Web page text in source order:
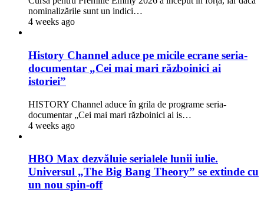
nominalizările sunt un indici…
4 weeks ago
History Channel aduce pe micile ecrane seria-
documentar „Cei mai mari războinici ai
istoriei”
HISTORY Channel aduce în grila de programe seria-
documentar „Cei mai mari războinici ai is…
4 weeks ago
HBO Max dezvăluie serialele lunii iulie.
Universul „The Big Bang Theory” se extinde cu
un nou spin-off